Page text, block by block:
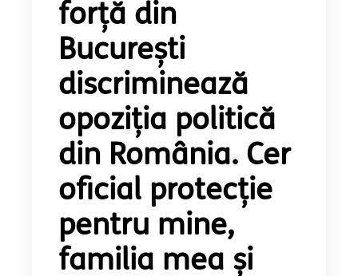
forță din
București
discriminează
opoziția politică
din România. Cer
oficial protecție
pentru mine,
familia mea și